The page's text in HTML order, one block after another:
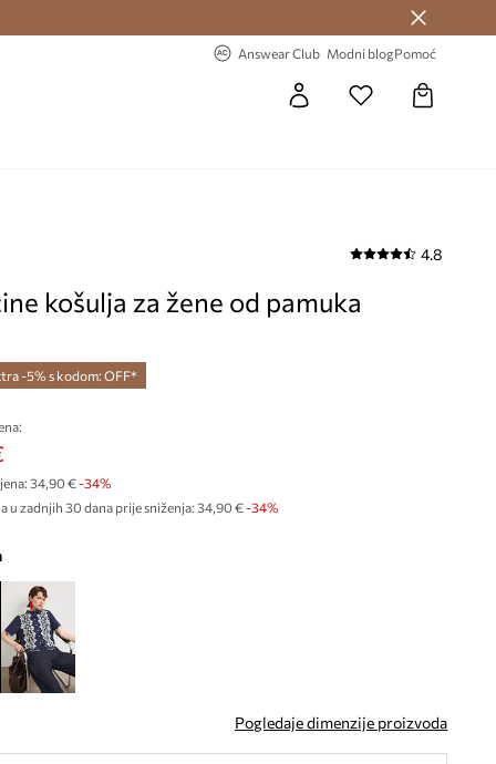
Answear Club Modni blogPomoć
4.8
košulja za žene od pamuka
-5% s kodom: OFF*
34,90 €-34%
u zadnjih 30 dana prije sniženja: 34,90 € -34%
Pogledaje dimenzije proizvoda